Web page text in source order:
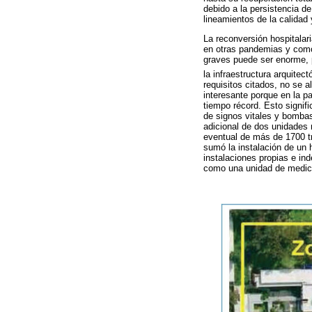
debido a la persistencia
lineamientos de la
La reconversión
en otras pandemias y
graves puede ser
la infraestructura
requisitos citados, no se
interesante porque en la
tiempo récord. Esto
de signos vitales y
adicional de dos
eventual de más de 1700
sumó la instalación de un
instalaciones propias e
como una unidad de